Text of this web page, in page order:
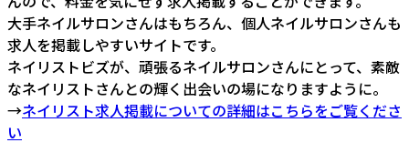
大手ネイルサロンさんはもちろん、個人ネイルサロンさんも
求人を掲載しやすいサイトです。
ネイリストビズが、頑張るネイルサロンさんにとって、素敵
なネイリストさんとの輝く出会いの場になりますように。
→ネイリスト求人掲載についての詳細はこちらをご覧くださ
い